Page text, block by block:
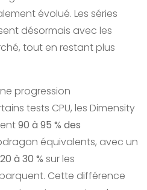
évolué. Les séries
désormais avec les
tout en restant plus
progression
tests CPU, les Dimensity
90 à 95 % des
équivalents, avec un
20 à 30 % sur les
Cette différence